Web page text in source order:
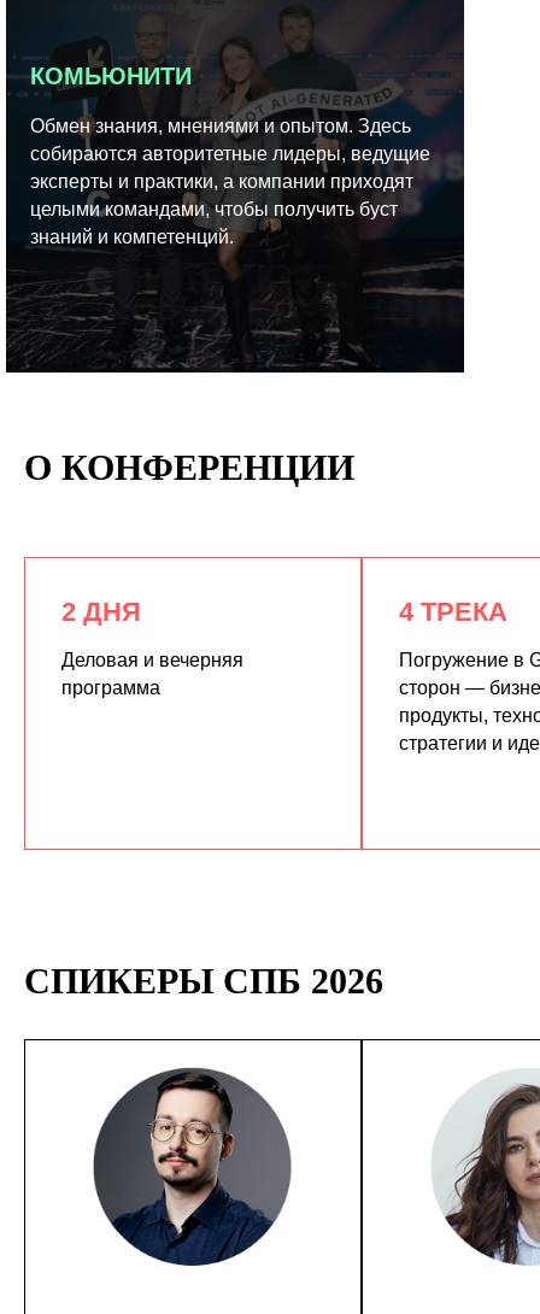
КОМЬЮНИТИ
Обмен знания, мнениями и опытом. Здесь
собираются авторитетные лидеры, ведущие
эксперты и практики, а компании приходят
целыми командами, чтобы получить буст
знаний и компетенций.
О КОНФЕРЕНЦИИ
2 ДНЯ
Деловая и вечерняя
программа
4 ТРЕКА
Погружение в
сторон —
продукты,
стратегии и
СПИКЕРЫ СПБ 2026
КУПИТЬ ЗАПИСИ